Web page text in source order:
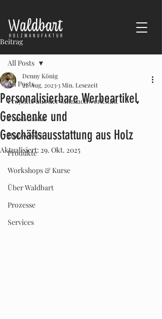
Beitrag
All Posts
Projekte aus der Mitmachwerkstatt
Forstwissen
Holzwissen
Produkte
Workshops & Kurse
Über Waldbart
Prozesse
Services
All Posts
Personalisierbare Werbeartikel,
Geschenke und
Geschäftsausstattung aus Holz
Denny König
21. Aug. 2023 3 Min. Lesezeit
Aktualisiert: 29. Okt. 2025